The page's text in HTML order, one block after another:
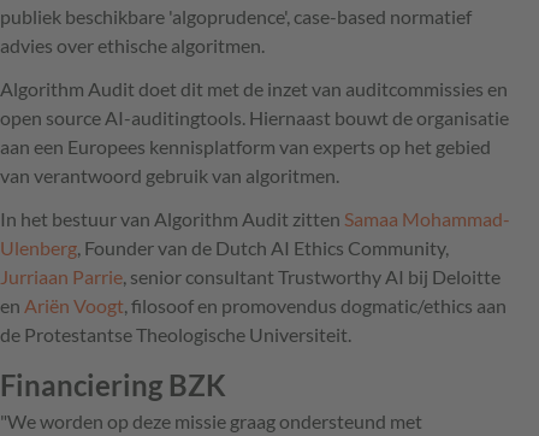
publiek beschikbare 'algoprudence', case-based normatief
advies over ethische algoritmen.
Algorithm Audit doet dit met de inzet van auditcommissies en
open source AI-auditingtools. Hiernaast bouwt de organisatie
aan een Europees kennisplatform van experts op het gebied
van verantwoord gebruik van algoritmen.
In het bestuur van Algorithm Audit zitten Samaa Mohammad-
Ulenberg , Founder van de Dutch AI Ethics Community,
Jurriaan Parrie , senior consultant Trustworthy AI bij Deloitte
en Ariën Voogt , filosoof en promovendus dogmatic/ethics aan
de Protestantse Theologische Universiteit.
Financiering BZK
"We worden op deze missie graag ondersteund met